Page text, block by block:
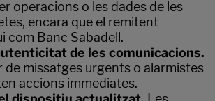
operacions o les dades de les
encara que el remitent
com Banc Sabadell.
de les comunicacions.
de missatges urgents o alarmistes
accions immediates.